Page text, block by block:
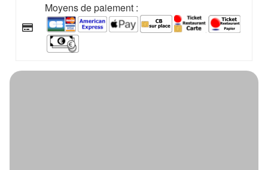
Moyens de paiement :